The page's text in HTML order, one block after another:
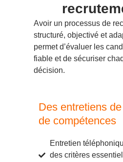
Avoir un processus de
structuré, objectivé et
permet d’évaluer les
fiable et de sécuriser
décision.
Des entretiens
de compétences
Entretien
des critères